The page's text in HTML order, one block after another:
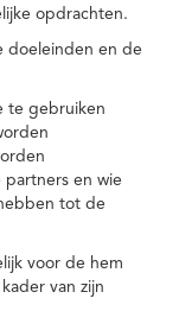
opdrachten.
doeleinden en de
te gebruiken
en wie
tot de
voor de hem
van zijn